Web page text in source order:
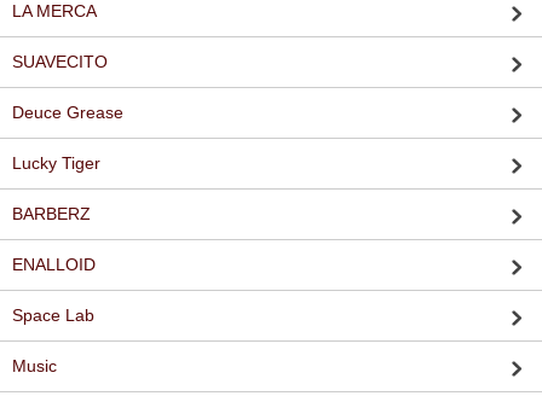
LA MERCA
SUAVECITO
Deuce Grease
Lucky Tiger
BARBERZ
ENALLOID
Space Lab
Music